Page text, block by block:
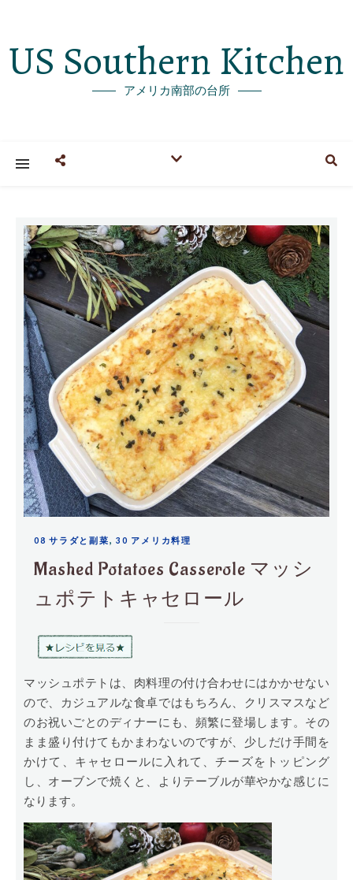
US Southern Kitchen
アメリカ南部の台所
08 サラダと副菜,30 アメリカ料理
Mashed Potatoes Casserole マッシ
ュポテトキャセロール
マッシュポテトは、肉料理の付け合わせにはかかせない
ので、カジュアルな食卓ではもちろん、クリスマスなど
のお祝いごとのディナーにも、頻繁に登場します。その
まま盛り付けてもかまわないのですが、少しだけ手間を
かけて、キャセロールに入れて、チーズをトッピング
し、オーブンで焼くと、よりテーブルが華やかな感じに
なります。